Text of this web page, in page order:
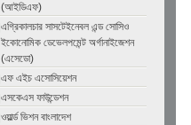
(আইডিএফ)
এগ্রিকালচার সাসটেইনেবল এন্ড সোসিও
ইকোনোমিক ডেভেলপমেন্ট অর্গানাইজেশন
(এসেডো)
এফ এইচ এসোসিয়েশন
এসকেএস ফাউন্ডেশন
ওয়ার্ল্ড ভিশন বাংলাদেশ